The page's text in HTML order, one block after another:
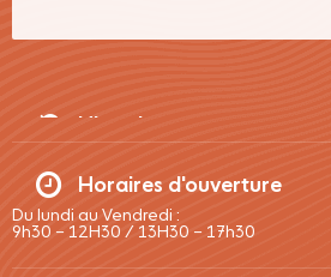
Horaires d'ouverture
Du lundi au Vendredi :
9h30 – 12H30 / 13H30 – 17h30